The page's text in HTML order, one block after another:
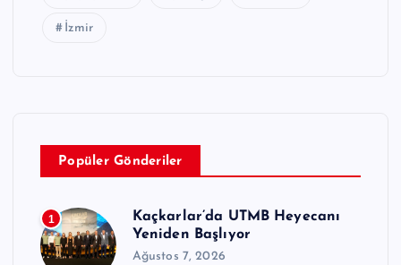
İzmir
Popüler Gönderiler
1
Kaçkarlar’da UTMB Heyecanı
Yeniden Başlıyor
Ağustos 7, 2026